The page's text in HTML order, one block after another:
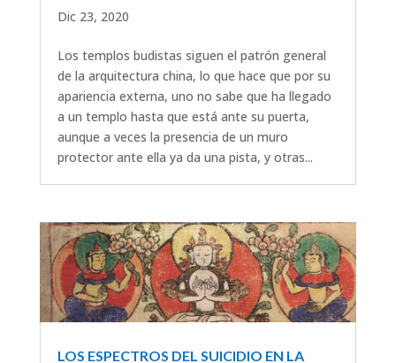
Dic 23, 2020
Los templos budistas siguen el patrón general
de la arquitectura china, lo que hace que por su
apariencia externa, uno no sabe que ha llegado
a un templo hasta que está ante su puerta,
aunque a veces la presencia de un muro
protector ante ella ya da una pista, y otras...
LOS ESPECTROS DEL SUICIDIO EN LA